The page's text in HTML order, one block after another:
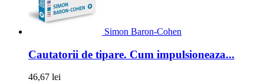
Simon Baron-Cohen
Cautatorii de tipare. Cum impulsioneaza...
46,67 lei